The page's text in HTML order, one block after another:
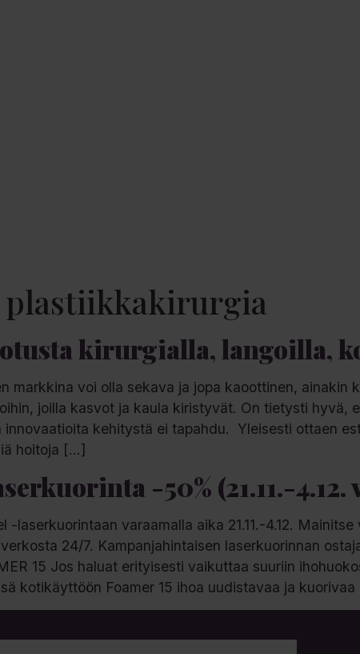
plastiikkakirurgia
kirurgialla, langoilla,
markkina voi olla sekava ja jopa kaoottinen, ainakin
joilla kasvot ja kaula kiristyvät. On tietysti hyvä,
innovaatioita kehitystä ei tapahdu. Yleisesti ottaen
hoitoja […]
-50% (21.11.-
-laserkuorintaan varaamalla aika 21.11.-4.12.
24/7. Kampanjahintaisen laserkuorinnan
15 Jos haluat erityisesti vaikuttaa suuriin
kotikäyttöön Foamer 15 ihoa uudistavaa ja